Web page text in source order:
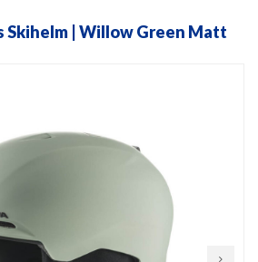
Skihelm | Willow Green Matt